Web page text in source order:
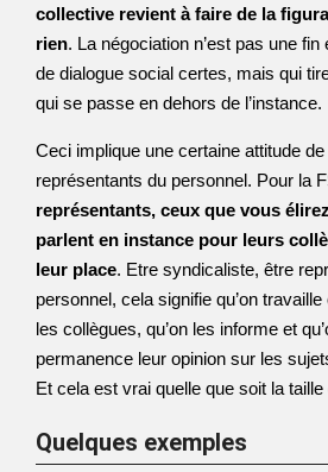
collective revient à faire de la
rien. La négociation n’est pas une fin
de dialogue social certes, mais qui
qui se passe en dehors de l’instance.
Ceci implique une certaine attitude
représentants du personnel. Pour la
représentants, ceux que vous
parlent en instance pour leurs
leur place. Etre syndicaliste, être
personnel, cela signifie qu’on
les collègues, qu’on les informe et
permanence leur opinion sur les
Et cela est vrai quelle que soit la
Quelques exemples